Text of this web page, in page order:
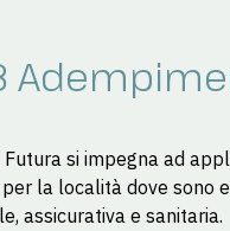
Futura si impegna ad
la località dove sono
assicurativa e sanitaria.